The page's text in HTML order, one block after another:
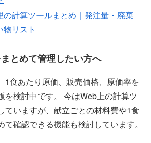
の計算ツールまとめ｜発注量・廃棄
リスト
とめて管理したい方へ
1食あたり原価、販売価格、原価率を
を検討中です。 今はWeb上の計算ツ
ていますが、献立ごとの材料費や1食
確認できる機能も検討しています。